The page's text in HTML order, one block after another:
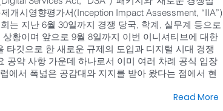
개시영향평가서(Inception Impact Assessment, “IIA”)
는 지난 6월 30일까지 경쟁 당국, 학계, 실무계 등으로
황이며 앞으로 9월 8일까지 이번 이니셔티브에 대한
깃으로 한 새로운 규제의 도입과 디지털 시대 경쟁
공약 사항 가운데 하나로서 이미 여러 차례 공식 입장
에서 폭넓은 공감대와 지지를 받아 왔다는 점에서 현
Read More